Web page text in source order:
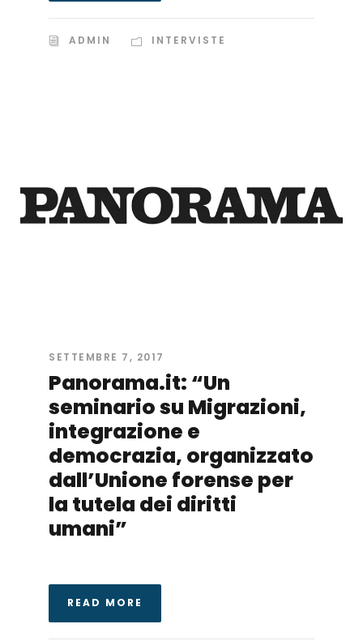
ADMIN INTERVISTE
SETTEMBRE 7, 2017
Panorama.it: “Un
seminario su Migrazioni,
integrazione e
democrazia, organizzato
dall’Unione forense per
la tutela dei diritti
umani”
READ MORE